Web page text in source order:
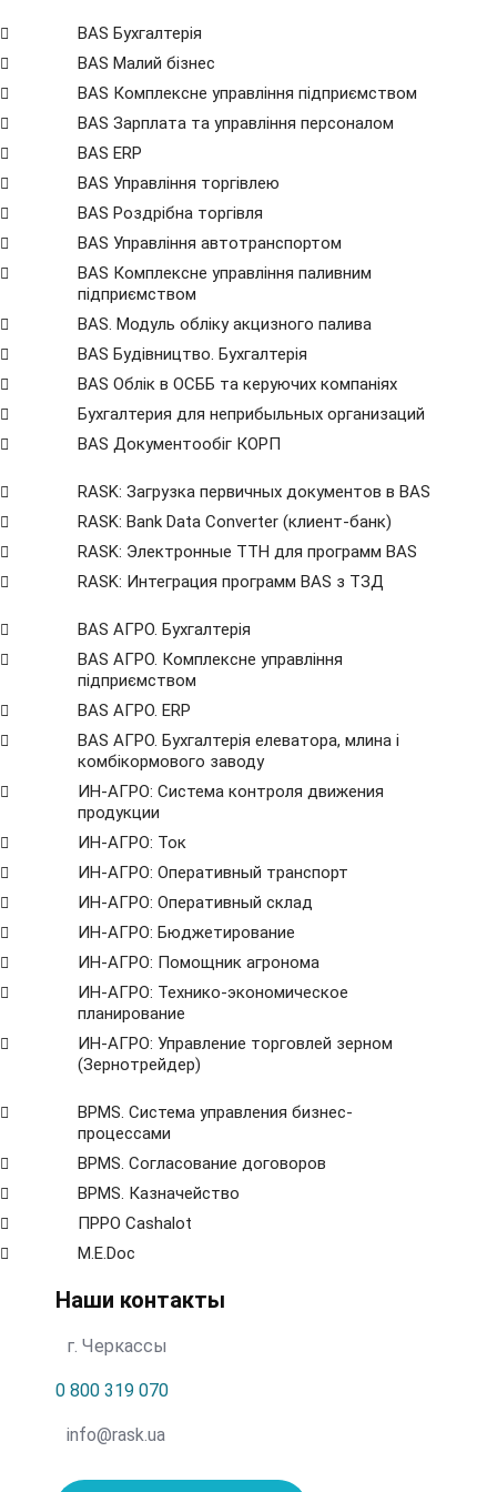
BAS Бухгалтерія
BAS Малий бізнес
BAS Комплексне управління підприємством
BAS Зарплата та управління персоналом
BAS ERP
BAS Управління торгівлею
BAS Роздрібна торгівля
BAS Управління автотранспортом
BAS Комплексне управління паливним
підприємством
BAS. Модуль обліку акцизного палива
BAS Будівництво. Бухгалтерія
BAS Облік в ОСББ та керуючих компаніях
Бухгалтерия для неприбыльных организаций
BAS Документообіг КОРП
RASK: Загрузка первичных документов в BAS
RASK: Bank Data Сonverter (клиент-банк)
RASK: Электронные ТТН для программ BAS
RASK: Интеграция программ BAS з ТЗД
BAS АГРО. Бухгалтерія
BAS АГРО. Комплексне управління
підприємством
BAS АГРО. ERP
BAS АГРО. Бухгалтерія елеватора, млина і
комбікормового заводу
ИН-АГРО: Система контроля движения
продукции
ИН-АГРО: Ток
ИН-АГРО: Оперативный транспорт
ИН-АГРО: Оперативный склад
ИН-АГРО: Бюджетирование
ИН-АГРО: Помощник агронома
ИН-АГРО: Технико-экономическое
планирование
ИН-АГРО: Управление торговлей зерном
(Зернотрейдер)
ВРМS. Система управления бизнес-
процессами
BPMS. Согласование договоров
BPМS. Казначейство
ПРРО Cashalot
M.E.Doc
Наши контакты
г. Черкассы
0 800 319 070
info@rask.ua